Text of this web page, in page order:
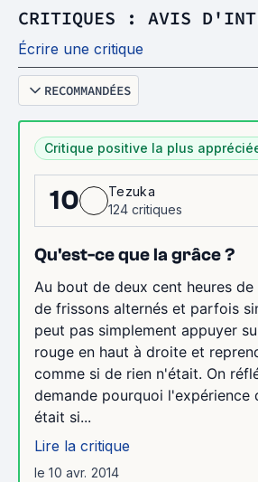
CRITIQUES : AVIS
Écrire une critique
RECOMMANDÉES
Critique positive la plus
10
Tezuka
124 critiques
Qu'est-ce que la grâce ?
Au bout de deux cent heures de
de frissons alternés et parfois
peut pas simplement appuyer
rouge en haut à droite et
comme si de rien n'était. On
demande pourquoi l'expérience
était si...
Lire la critique
le 10 avr. 2014